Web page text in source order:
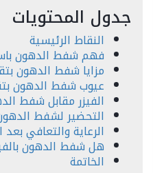
جدول المحتويات
النقاط الرئيسية
فهم شفط الدهون
مزايا شفط الدهون
عيوب شفط الدهون
الفيزر مقابل شفط
التحضير لشفط
الرعاية والتعافي بعد
هل شفط الدهون
الخاتمة